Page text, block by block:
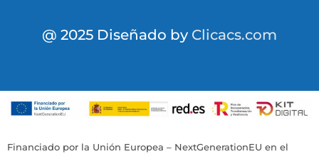
@ 2025 Diseñado by Clicacs.com
Financiado por la Unión Europea – NextGenerationEU en el